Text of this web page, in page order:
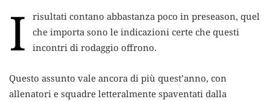
I
risultati contano abbastanza poco in preseason, quel
che importa sono le indicazioni certe che questi
incontri di rodaggio offrono.
Questo assunto vale ancora di più quest’anno, con
allenatori e squadre letteralmente spaventati dalla